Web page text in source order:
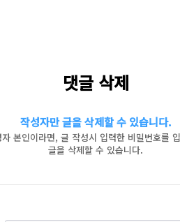
댓글 삭제
작성자만 글을 삭제할 수 있습니다.
자 본인이라면, 글 작성시 입력한 비밀번호를
글을 삭제할 수 있습니다.